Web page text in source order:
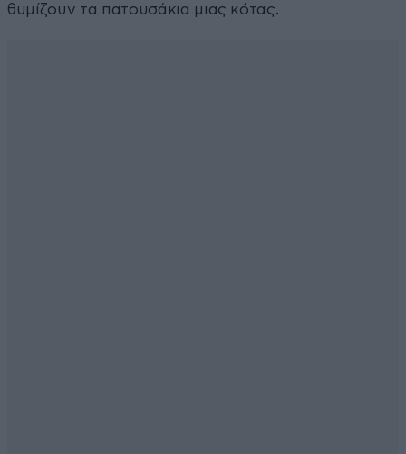
θυμίζουν τα πατουσάκια μιας κότας.